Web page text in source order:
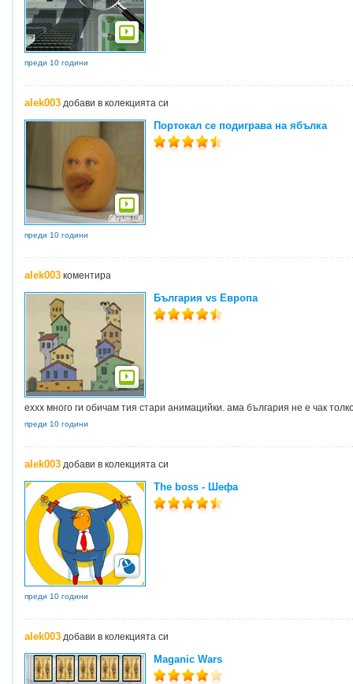
преди 10 години
alek003 добави в колекцията си
Портокал се подиграва на ябълка
преди 10 години
alek003 коментира
България vs Европа
еххх много ги обичам тия стари анимацийки. ама българия не е чак
преди 10 години
alek003 добави в колекцията си
The boss - Шефа
преди 10 години
alek003 добави в колекцията си
Maganic Wars